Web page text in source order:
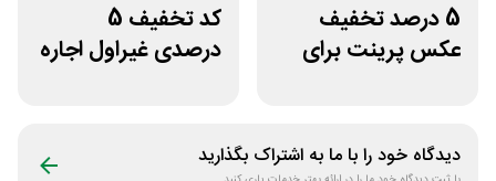
5 درصد تخفیف
عکس پرینت برای
کد تخفیف 5
درصدی غیراول اجاره
دیدگاه خود را با ما به اشتراک بگذارید